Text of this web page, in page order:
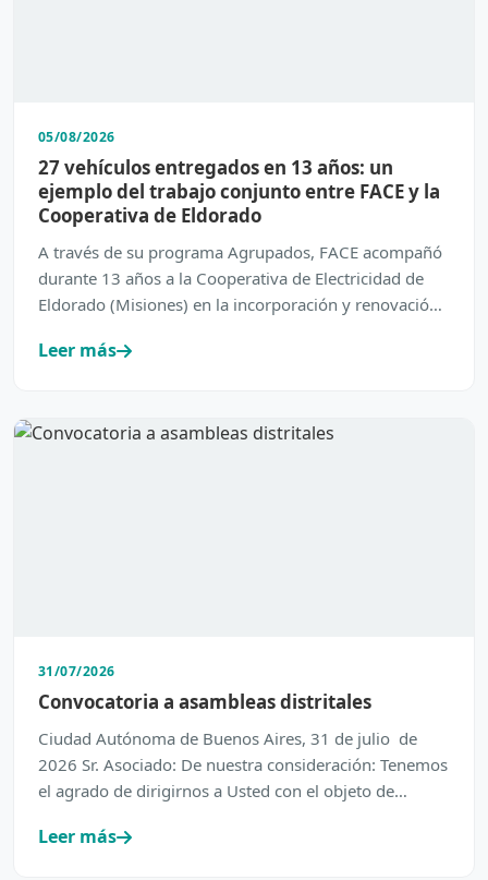
05/08/2026
27 vehículos entregados en 13 años: un
ejemplo del trabajo conjunto entre FACE y la
Cooperativa de Eldorado
A través de su programa Agrupados, FACE acompañó
durante 13 años a la Cooperativa de Electricidad de
Eldorado (Misiones) en la incorporación y renovación
Leer más
31/07/2026
Convocatoria a asambleas distritales
Ciudad Autónoma de Buenos Aires, 31 de julio de
2026 Sr. Asociado: De nuestra consideración: Tenemos
el agrado de dirigirnos a Usted con el objeto de
Leer más